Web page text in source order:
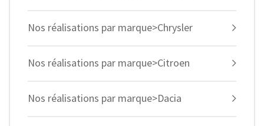
Nos réalisations par marque>Chrysler
Nos réalisations par marque>Citroen
Nos réalisations par marque>Dacia